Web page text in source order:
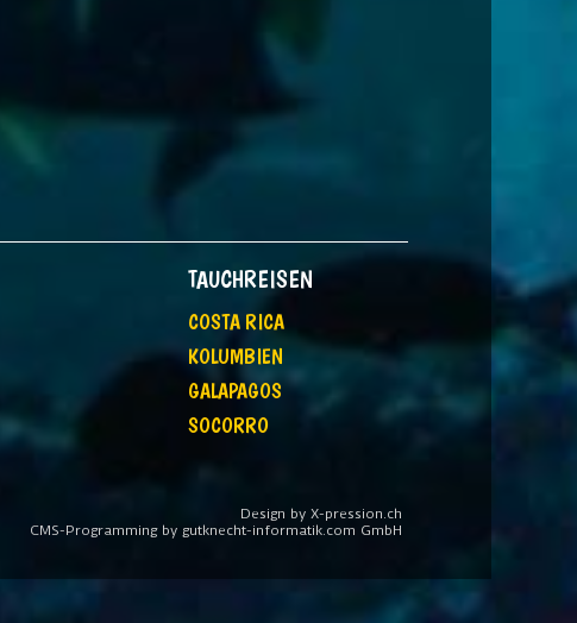
TAUCHREISEN
COSTA RICA
KOLUMBIEN
GALAPAGOS
SOCORRO
Design by X-pression.ch
CMS-Programming by gutknecht-informatik.com GmbH